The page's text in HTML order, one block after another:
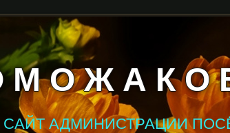
М О Ж А К О
САЙТ АДМИНИСТРАЦИИ